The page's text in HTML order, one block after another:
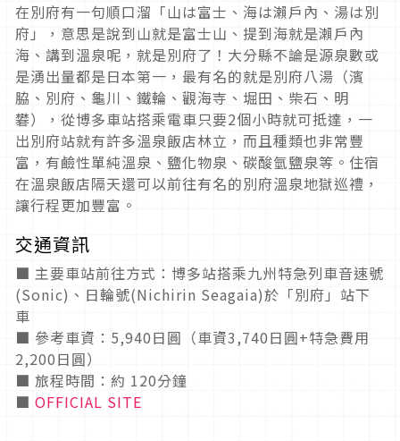
在別府有一句順口溜「山は富士、海は瀨戶內、湯は別
府」，意思是說到山就是富士山、提到海就是瀨戶內
海、講到溫泉呢，就是別府了！大分縣不論是源泉數或
是湧出量都是日本第一，最有名的就是別府八湯（濱
脇、別府、龜川、鐵輪、觀海寺、堀田、柴石、明
礬），從博多車站搭乘電車只要2個小時就可抵達，一
出別府站就有許多溫泉飯店林立，而且種類也非常豐
富，有鹼性單純溫泉、鹽化物泉、碳酸氫鹽泉等。住宿
在溫泉飯店隔天還可以前往有名的別府溫泉地獄巡禮，
讓行程更加豐富。
交通資訊
■ 主要車站前往方式：博多站搭乘九州特急列車音速號
(Sonic)、日輪號(Nichirin Seagaia)於「別府」站下
車
■ 參考車資：5,940日圓（車資3,740日圓+特急費用
2,200日圓）
■ 旅程時間：約 120分鐘
■ OFFICIAL SITE